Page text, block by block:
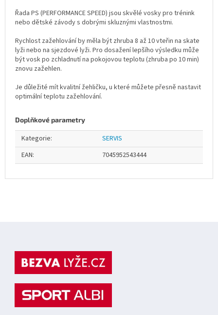
Řada PS (PERFORMANCE SPEED) jsou skvělé vosky pro trénink
nebo dětské závody s dobrými skluznými vlastnostmi.
Rychlost zažehlování by měla být zhruba 8 až 10 vteřin na skate
lyži nebo na sjezdové lyži. Pro dosažení lepšího výsledku může
být vosk po zchladnutí na pokojovou teplotu (zhruba po 10 min)
znovu zažehlen.
Je důležité mít kvalitní žehličku, u které můžete přesně nastavit
optimální teplotu zažehlování.
Doplňkové parametry
Kategorie:
SERVIS
EAN: 7045952543444